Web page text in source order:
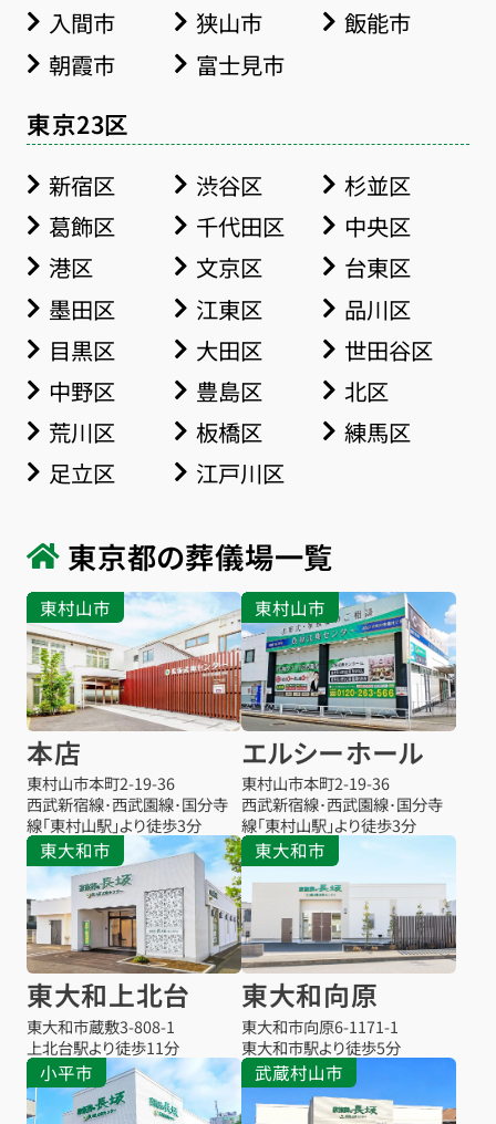
入間市
狭山市
飯能市
朝霞市
富士見市
東京23区
新宿区 渋谷区
杉並区
葛飾区
千代田区
中央区
港区
文京区
台東区
墨田区
江東区
品川区
目黒区
大田区
世田谷区
中野区
豊島区
北区
荒川区
板橋区
練馬区
足立区
江戸川区
東京都の葬儀場一覧
東村山市
本店
東村山市本町2-19-36
西武新宿線･西武園線･国分寺
線「東村山駅」より徒歩3分
東村山市
エルシーホール
東村山市本町2-19-36
西武新宿線･西武園線･国分寺
線「東村山駅」より徒歩3分
東大和市
東大和上北台
東大和市蔵敷3-808-1
上北台駅より徒歩11分
東大和市
東大和向原
東大和市向原6-1171-1
東大和市駅より徒歩5分
小平市 武蔵村山市